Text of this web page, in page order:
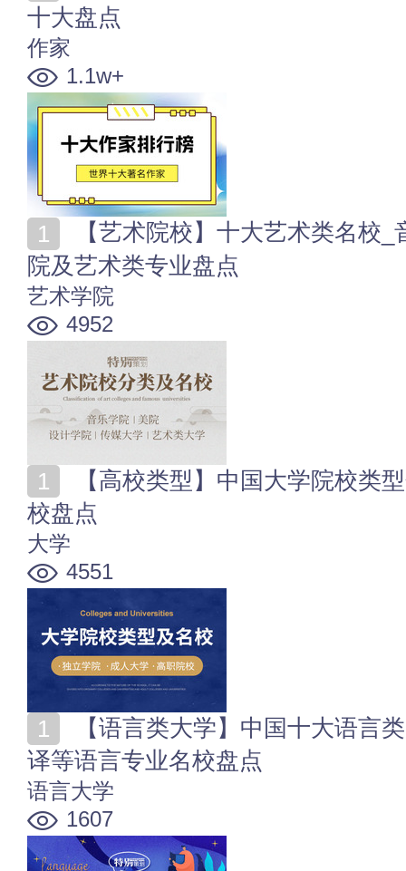
十大盘点
作家
1.1w+
院及艺术类专业盘点
艺术学院
4952
校盘点
大学
4551
译等语言专业名校盘点
语言大学
1607